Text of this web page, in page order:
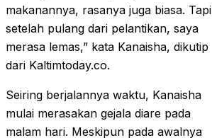
makanannya, rasanya juga biasa. Tapi
setelah pulang dari pelantikan, saya
merasa lemas,” kata Kanaisha, dikutip
dari Kaltimtoday.co.
Seiring berjalannya waktu, Kanaisha
mulai merasakan gejala diare pada
malam hari. Meskipun pada awalnya